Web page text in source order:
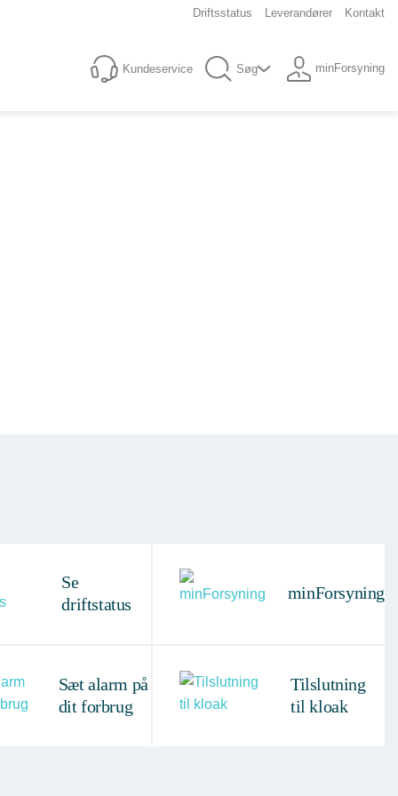
Driftsstatus Leverandører Kontakt
Kundeservice Søg minForsyning
Se
driftstatus
minForsyning
Sæt alarm på
dit forbrug
Tilslutning
til kloak